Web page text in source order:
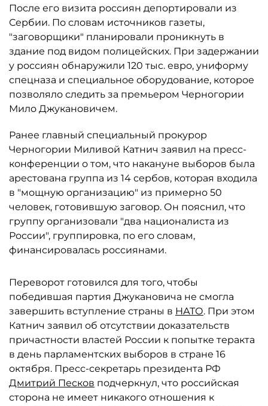
После его визита россиян депортировали из
Сербии. По словам источников газеты,
"заговорщики" планировали проникнуть в
здание под видом полицейских. При задержании
у россиян обнаружили 120 тыс. евро, униформу
спецназа и специальное оборудование, которое
позволяло следить за премьером Черногории
Мило Джукановичем.
Ранее главный специальный прокурор
Черногории Миливой Катнич заявил на пресс-
конференции о том, что накануне выборов была
арестована группа из 14 сербов, которая входила
в "мощную организацию" из примерно 50
человек, готовившую заговор. Он пояснил, что
группу организовали "два националиста из
России", группировка, по его словам,
финансировалась россиянами.
Переворот готовился для того, чтобы
победившая партия Джукановича не смогла
завершить вступление страны в НАТО. При этом
Катнич заявил об отсутствии доказательств
причастности властей России к попытке теракта
в день парламентских выборов в стране 16
октября. Пресс-секретарь президента РФ
Дмитрий Песков подчеркнул, что российская
сторона не имеет никакого отношения к